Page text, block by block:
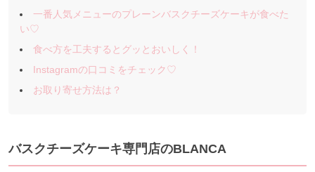
一番人気メニューのプレーンバスクチーズケーキが食べた
い♡
食べ方を工夫するとグッとおいしく！
Instagramの口コミをチェック♡
お取り寄せ方法は？
バスクチーズケーキ専門店のBLANCA